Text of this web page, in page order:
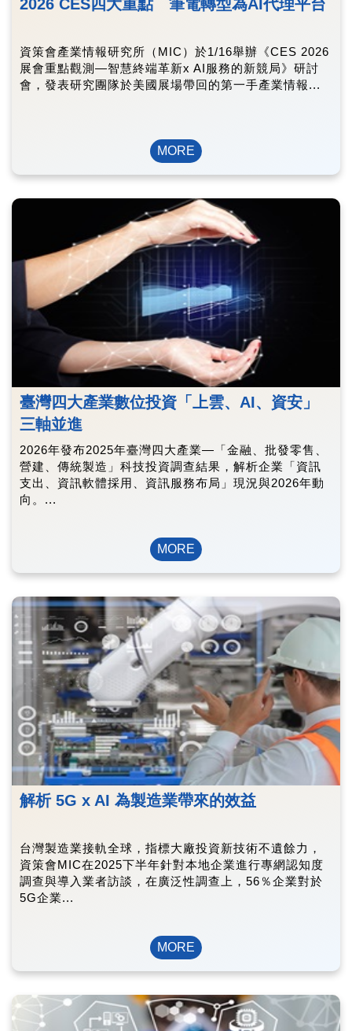
2026 CES四大重點 筆電轉型為AI代理平台
資策會產業情報研究所（MIC）於1/16舉辦《CES 2026
展會重點觀測—智慧終端革新x AI服務的新競局》研討
會，發表研究團隊於美國展場帶回的第一手產業情報...
MORE
臺灣四大產業數位投資「上雲、AI、資安」
三軸並進
2026年發布2025年臺灣四大產業—「金融、批發零售、
營建、傳統製造」科技投資調查結果，解析企業「資訊
支出、資訊軟體採用、資訊服務布局」現況與2026年動
向。...
MORE
解析 5G x AI 為製造業帶來的效益
台灣製造業接軌全球，指標大廠投資新技術不遺餘力，
資策會MIC在2025下半年針對本地企業進行專網認知度
調查與導入業者訪談，在廣泛性調查上，56％企業對於
5G企業...
MORE